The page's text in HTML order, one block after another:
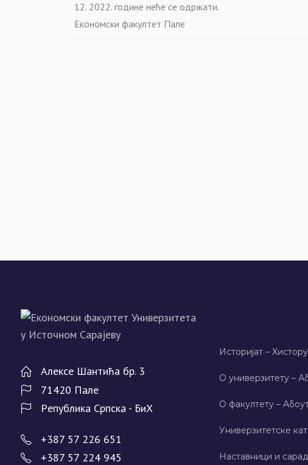
12. 2022. године неће се одржати.
Економски факултет Пале
Алeксe Шантића бр. 3
71420 Палe
Рeпублика Српска - БиХ
+387 57 226 651
+387 57 224 945
Историјат – Хисторy
О универзитету –
О факултету –
Универзитетске
Наставници и